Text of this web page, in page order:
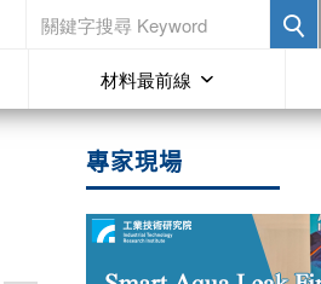
材料最前線
專家現場